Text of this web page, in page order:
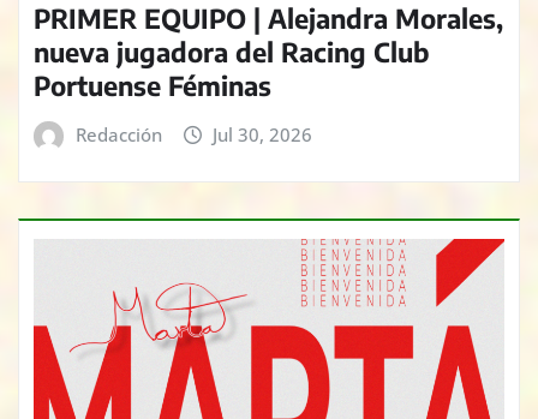
PRIMER EQUIPO | Alejandra Morales,
nueva jugadora del Racing Club
Portuense Féminas
Redacción Jul 30, 2026